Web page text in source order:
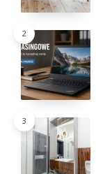
2
3